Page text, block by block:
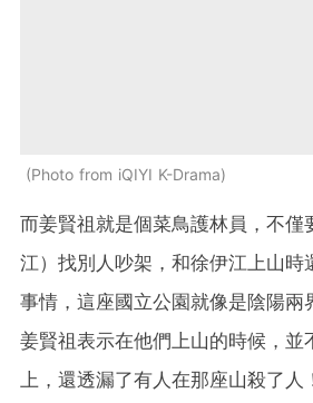
Photo from iQIYI K-Drama
而姜賢祖就是個菜鳥護林員，不僅
江）找別人吵架，和徐伊江上山時
事情，這座國立公園就像是陰陽兩
姜賢祖表示在他們上山的時候，並
上，還透漏了有人在那座山殺了人